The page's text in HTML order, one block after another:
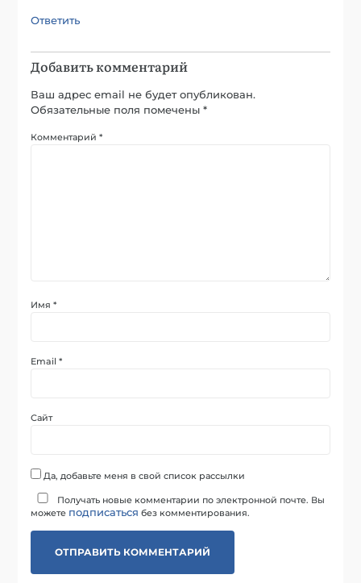
Ответить
Добавить комментарий
Ваш адрес email не будет опубликован.
Обязательные поля помечены*
Комментарий*
Имя*
Email*
Сайт
Да, добавьте меня в свой список рассылки
Получать новые комментарии по электронной почте. Вы
можете подписаться без комментирования.